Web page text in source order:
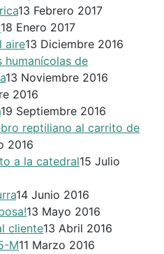
13 Febrero 2017
18 Enero 2017
aire13 Diciembre 2016
humanícolas de
13 Noviembre 2016
2016
19 Septiembre 2016
reptiliano al carrito de
2016
a la catedral15 Julio
14 Junio 2016
13 Mayo 2016
cliente13 Abril 2016
M11 Marzo 2016